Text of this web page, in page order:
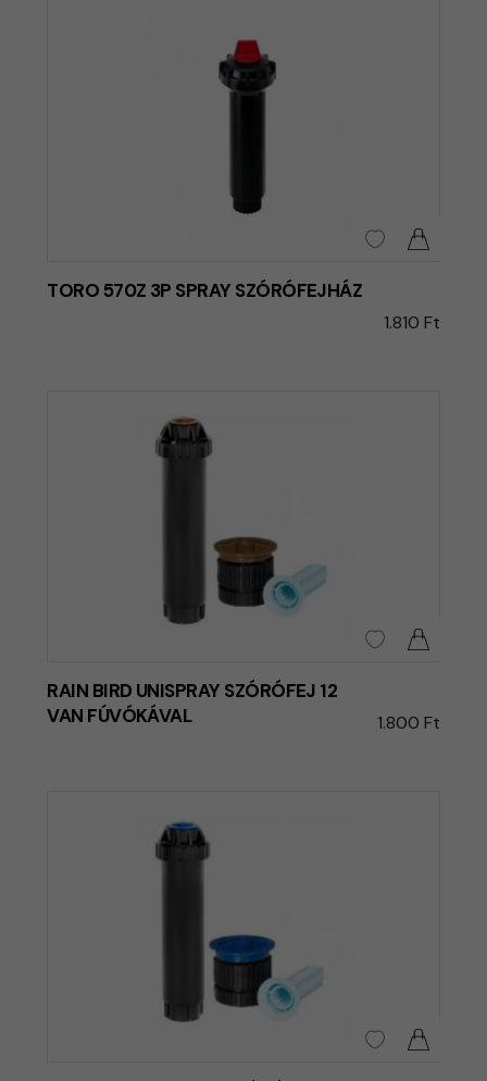
TORO 570Z 3P SPRAY SZÓRÓFEJHÁZ
1.810 Ft
RAIN BIRD UNISPRAY SZÓRÓFEJ 12
VAN FÚVÓKÁVAL
1.800 Ft